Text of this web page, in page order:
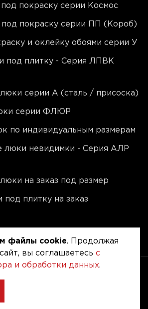
покраску серии Космос
покраску серии ПП (Короб)
и оклейку обоями серии У
под плитку - Серия ЛПВК
серии A (сталь / присоска)
серии ФЛЮР
по индивидуальным размерам
люки невидимки - Серия АЛР
на заказ под размер
плитку на заказ
2026. Люкер, ревизионные
-
файлы cookie. Продолжая
вы соглашаетесь с
и обработки данных.